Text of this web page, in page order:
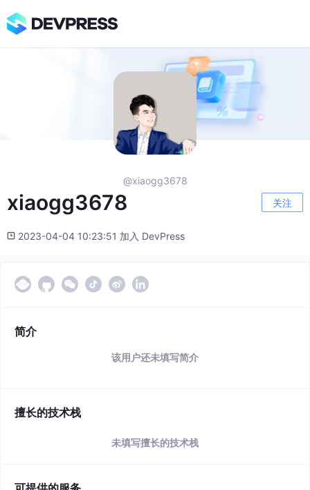
@xiaogg3678
xiaogg3678 关注
2023-04-04 10:23:51 加入 DevPress
简介
该用户还未填写简介
擅长的技术栈
未填写擅长的技术栈